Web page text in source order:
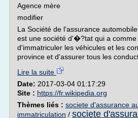
Agence mère
modifier
La Société de l'assurance
est une société d'�?tat qui a comme
d'immatriculer les véhicules et les
province et d'assurer tous les
Lire la suite
Date: 2017-03-04 01:17:29
Site : https://fr.wikipedia.org
Thèmes liés : societe d'assurance
immatriculation / societe